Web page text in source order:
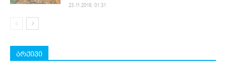
23.11.2019. 01:31
არქივი